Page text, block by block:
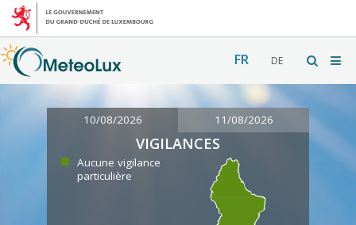
FR DE
10/08/2026 11/08/2026
VIGILANCES
Aucune vigilance
particulière